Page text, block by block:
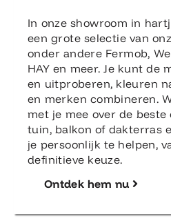
In onze showroom in
een grote selectie van
onder andere Fermob,
HAY en meer. Je kunt de
en uitproberen, kleuren
en merken combineren.
met je mee over de
tuin, balkon of dakterras
je persoonlijk te helpen,
definitieve keuze.
Ontdek hem nu